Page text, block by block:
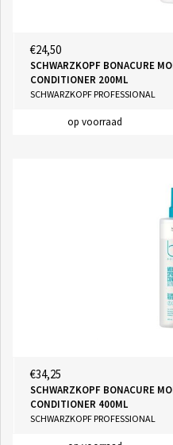
€24,50
SCHWARZKOPF BONACURE
CONDITIONER 200ML
SCHWARZKOPF PROFESSIONAL
op voorraad
€34,25
SCHWARZKOPF BONACURE
CONDITIONER 400ML
SCHWARZKOPF PROFESSIONAL